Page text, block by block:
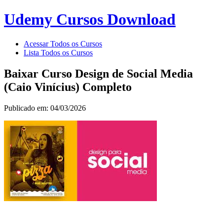
Udemy Cursos Download
Acessar Todos os Cursos
Lista Todos os Cursos
Baixar Curso Design de Social Media
(Caio Vinícius) Completo
Publicado em: 04/03/2026